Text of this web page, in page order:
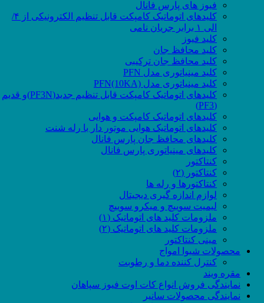
فیوز های پارس فانال
کلیدهای اتوماتیک کامپکت قابل تنظیم الکترونیکی از ۴/
الی ۱ برابر جریان نامی
کلید فیوز
کلید محافظ جان
کلید محافظ جان ترکیبی
کلید مینیاتوری مدل PFN
کلید مینیاتوری مدل PFN(10KA)
کلیدهای اتوماتیک کامپکت قابل تنظیم جدید(PF3N)و قدیم
(PF3)
کلیدهای اتوماتیک کامپکت و هوایی
کلیدهای اتوماتیک هوایی موتور دار با رله شنت
کلیدهای محافظ جان پارس فانال
کلیدهای مینیاتوری پارس فانال
کنتاکتور
کنتاکتور (۲)
کنتاکتورها و رله ها
لوازم اندازه گیری دیجیتال
لیمیت سوییچ و میکرو سوییچ
ملزومات کلید های اتوماتیک (۱)
ملزومات کلید های اتوماتیک (۲)
مینی کنتاکتور
محصولات شیوا امواج
کنترل کننده دما و رطوبت
مقره ویند
نمایندگی فروش انواع کات اوت فیوز سپاهان
نمایندگی محصولات سانیر